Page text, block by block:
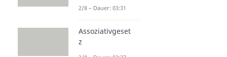
2/8 – Dauer: 03:31
Assoziativgeset
z